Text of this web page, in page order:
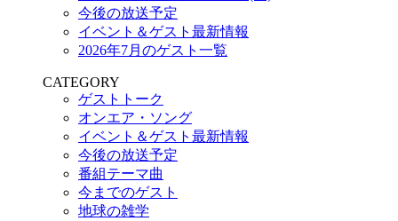
今後の放送予定
イベント＆ゲスト最新情報
2026年7月のゲスト一覧
CATEGORY
ゲストトーク
オンエア・ソング
イベント＆ゲスト最新情報
今後の放送予定
番組テーマ曲
今までのゲスト
地球の雑学